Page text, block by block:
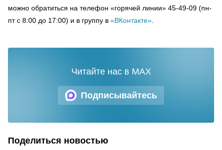
можно обратиться на телефон «горячей линии» 45-49-09 (пн-
пт с 8:00 до 17:00) и в группу в «ВКонтакте»
Подписывайтесь
Читайте нас в MAX
Поделиться новостью